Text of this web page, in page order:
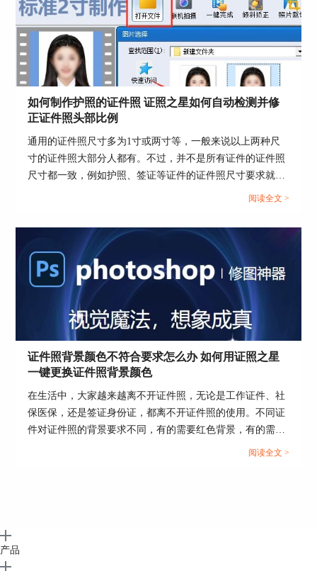
图5选择白色选项
2、调节照片尺寸
返回主页面，单击系统设置选择“证照规格设置”选
项。
图6证照规格设置
单击“证照规格设置”，在跳出的页面中选择“驾驶
证照”，根据要求调节右侧数值，点击“选择”选
项，返回到主页面。
如何制作护照的证件照 证照之星如何自动检测并修
正证件照头部比例
通用的证件照尺寸多为1寸或两寸等，一般来说以上两种尺
寸的证件照大部分人都有。不过，并不是所有证件的证件照
尺寸都一致，例如护照、签证等证件的证件照尺寸要求就比
较特殊，那么该怎么制作特殊尺寸的证件照呢？这篇文章就
修正证件照头部比例。...
阅读全文 >
证件照背景颜色不符合要求怎么办 如何用证照之星
一键更换证件照背景颜色
在生活中，大家越来越离不开证件照，无论是工作证件、社
保医保，还是签证身份证，都离不开证件照的使用。不同证
件对证件照的背景要求不同，有的需要红色背景，有的需要
白色背景，当证件照背景不符合要求该怎么快速更换呢？那
阅读全文 >
产品